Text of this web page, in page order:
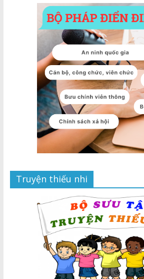
Truyện thiếu nhi